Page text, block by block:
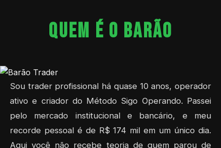
QUEM É O BARÃO
Sou trader profissional há quase 10 anos, operador
ativo e criador do Método Sigo Operando. Passei
pelo mercado institucional e bancário, e meu
recorde pessoal é de R$ 174 mil em um único dia.
Aqui você não recebe teoria de quem parou de